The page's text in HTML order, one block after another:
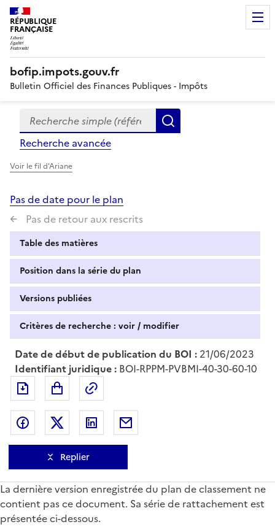
RÉPUBLIQUE
FRANÇAISE
bofip.impots.gouv.fr
Bulletin Officiel des Finances Publiques - Impôts
Formulaire
de
recherche
Recherche simple (références, mots clés, partie du
Recherche avancée
Voir le fil d'Ariane
Pas de date pour le plan
Pas de retour aux rescrits
Table des matières
Position dans la série du plan
Versions publiées
Critères de recherche : voir / modifier
Date de début de publication du BOI : 21/06/2023
Identifiant juridique : BOI-RPPM-PVBMI-40-30-60-10
Exporter le document au format pdf
Partager sur Facebook
Partager sur Twitter
Partager sur LinkedIn
Replier
La dernière version enregistrée du plan de classement ne
contient pas ce document. Sa série de rattachement est
présentée ci-dessous.